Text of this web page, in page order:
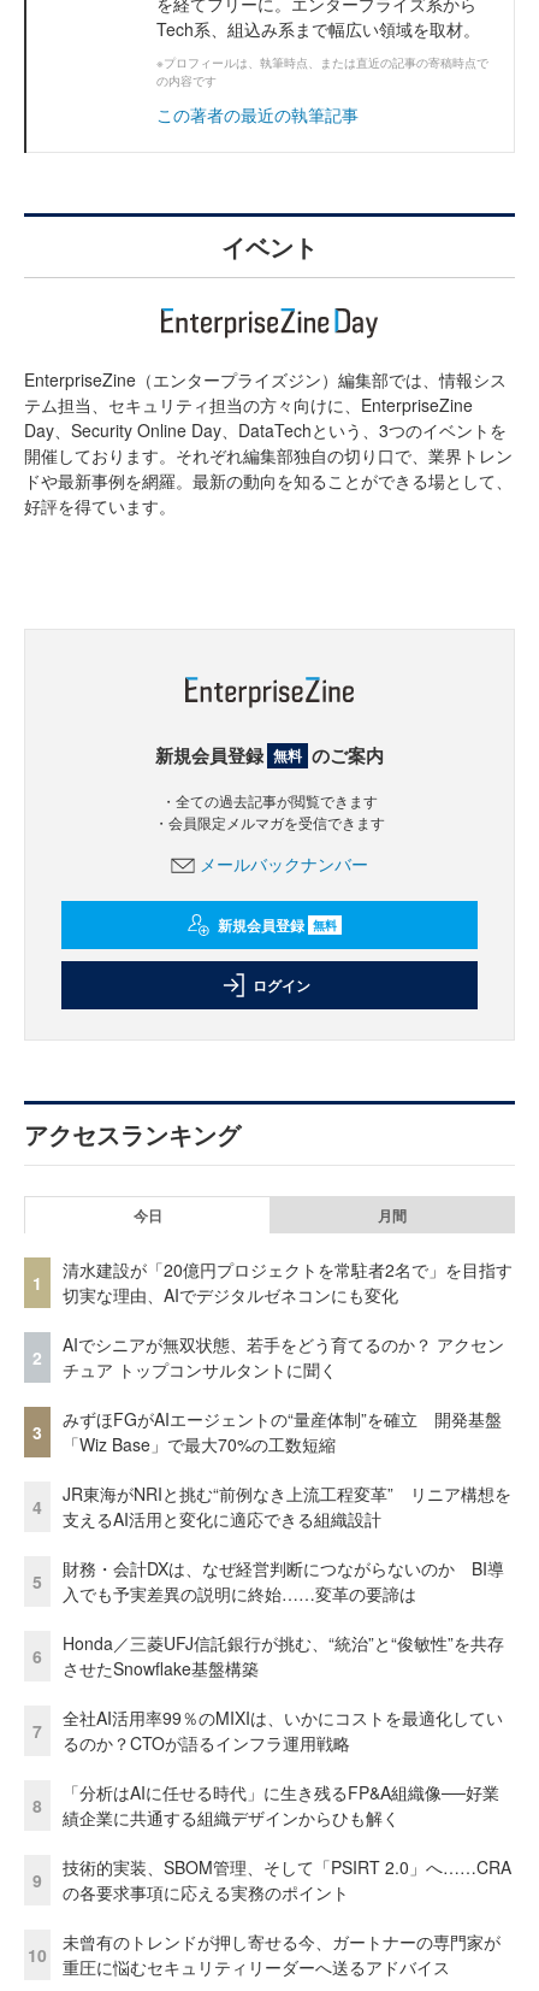
Tech系、組込み系まで幅広い領域を取材。
※プロフィールは、執筆時点、または直近の記事の寄稿時点で
の内容です
この著者の最近の執筆記事
イベント
EnterpriseZine（エンタープライズジン）編集部では、情報シス
テム担当、セキュリティ担当の方々向けに、EnterpriseZine
Day、Security Online Day、DataTechという、3つのイベントを
開催しております。それぞれ編集部独自の切り口で、業界トレン
ドや最新事例を網羅。最新の動向を知ることができる場として、
好評を得ています。
新規会員登録 無料 のご案内
・全ての過去記事が閲覧できます
・会員限定メルマガを受信できます
メールバックナンバー
新規会員登録 無料
ログイン
アクセスランキング
今日 月間
1
清水建設が「20億円プロジェクトを常駐者2名で」を目指す
切実な理由、AIでデジタルゼネコンにも変化
2
AIでシニアが無双状態、若手をどう育てるのか？ アクセン
チュア トップコンサルタントに聞く
3
みずほFGがAIエージェントの“量産体制”を確立 開発基盤
「Wiz Base」で最大70%の工数短縮
4
JR東海がNRIと挑む“前例なき上流工程変革” リニア構想を
支えるAI活用と変化に適応できる組織設計
5
財務・会計DXは、なぜ経営判断につながらないのか BI導
入でも予実差異の説明に終始……変革の要諦は
6
Honda／三菱UFJ信託銀行が挑む、“統治”と“俊敏性”を共存
させたSnowflake基盤構築
7
全社AI活用率99％のMIXIは、いかにコストを最適化してい
るのか？CTOが語るインフラ運用戦略
8
「分析はAIに任せる時代」に生き残るFP&A組織像──好業
績企業に共通する組織デザインからひも解く
9
技術的実装、SBOM管理、そして「PSIRT 2.0」へ……CRA
の各要求事項に応える実務のポイント
10
未曾有のトレンドが押し寄せる今、ガートナーの専門家が
重圧に悩むセキュリティリーダーへ送るアドバイス